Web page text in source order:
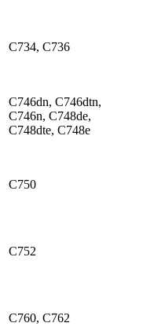
C734, C736
C746dn, C746dtn,
C746n, C748de,
C748dte, C748e
C750
C752
C760, C762